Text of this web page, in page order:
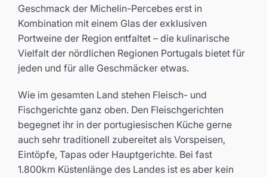
Geschmack der Michelin-Percebes erst in
Kombination mit einem Glas der exklusiven
Portweine der Region entfaltet – die kulinarische
Vielfalt der nördlichen Regionen Portugals bietet für
jeden und für alle Geschmäcker etwas.
Wie im gesamten Land stehen Fleisch- und
Fischgerichte ganz oben. Den Fleischgerichten
begegnet ihr in der portugiesischen Küche gerne
auch sehr traditionell zubereitet als Vorspeisen,
Eintöpfe, Tapas oder Hauptgerichte. Bei fast
1.800km Küstenlänge des Landes ist es aber kein